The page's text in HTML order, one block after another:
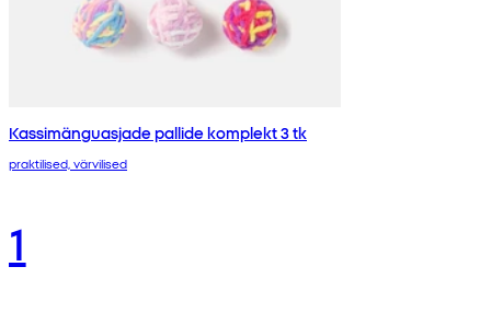
Kassimänguasjade pallide komplekt 3 tk
praktilised, värvilised
1